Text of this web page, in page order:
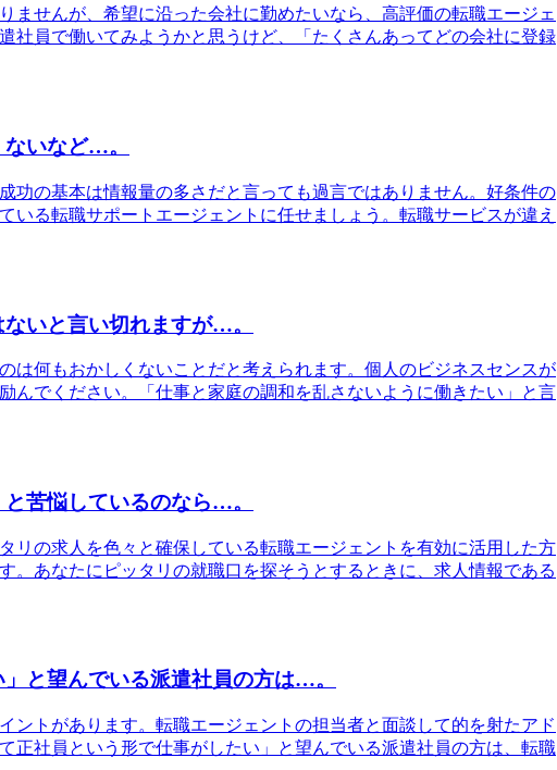
ませんが、希望に沿った会社に勤めたいなら、高評価の転職エージェ
社員で働いてみようかと思うけど、「たくさんあってどの会社に登録
いなど…。
功の基本は情報量の多さだと言っても過言ではありません。好条件の
いる転職サポートエージェントに任せましょう。転職サービスが違え
いと言い切れますが…。
は何もおかしくないことだと考えられます。個人のビジネスセンスが
んでください。「仕事と家庭の調和を乱さないように働きたい」と言
苦悩しているのなら…。
リの求人を色々と確保している転職エージェントを有効に活用した方
。あなたにピッタリの就職口を探そうとするときに、求人情報である
と望んでいる派遣社員の方は…。
ントがあります。転職エージェントの担当者と面談して的を射たアド
正社員という形で仕事がしたい」と望んでいる派遣社員の方は、転職